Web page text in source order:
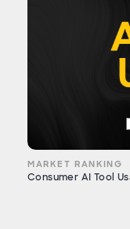
MARKET RANKING
Consumer AI Tool